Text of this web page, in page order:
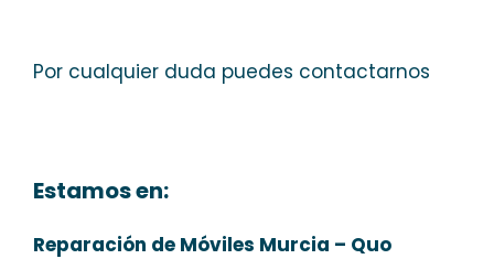
Por cualquier duda puedes contactarnos
Estamos en:
Reparación de Móviles Murcia – Quo